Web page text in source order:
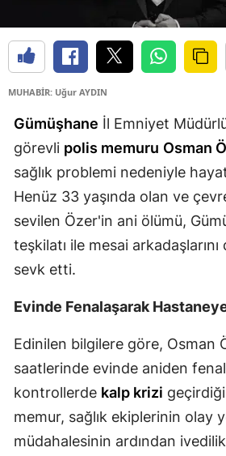
Kars
MUHABİR: Uğur AYDIN
Gümüşhane İl Emniyet
görevli polis memuru Osman
sağlık problemi nedeniyle
Henüz 33 yaşında olan ve
sevilen Özer'in ani ölümü,
teşkilatı ile mesai
sevk etti.
Evinde Fenalaşarak Hastaneye
Edinilen bilgilere göre, Osman
saatlerinde evinde aniden
kontrollerde kalp krizi
memur, sağlık ekiplerinin olay
müdahalesinin ardından